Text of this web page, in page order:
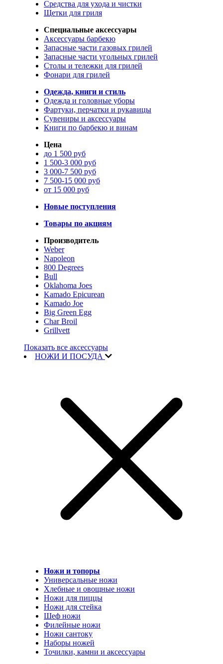
Средства для ухода и чистки
Щетки для гриля
Специальные аксессуары
Аксессуары барбекю
Запасные части газовых грилей
Запасные части угольных грилей
Столы и тележки для грилей
Фонари для грилей
Одежда, книги и стиль
Одежда и головные уборы
Фартуки, перчатки и рукавицы
Сувениры и аксессуары
Книги по барбекю и винам
Цена
до 1 500 руб
1 500-3 000 руб
3 000-7 500 руб
7 500-15 000 руб
от 15 000 руб
Новые поступления
Товары по акциям
Производитель
Weber
Napoleon
800 Degrees
Bull
Oklahoma Joes
Kamado Epicurean
Kamado Joe
Big Green Egg
Char Broil
Grillvett
Показать все аксессуары
НОЖИ И ПОСУДА
Ножи и топоры
Универсальные ножи
Хлебные и овощные ножи
Ножи для пиццы
Ножи для стейка
Шеф ножи
Филейные ножи
Ножи сантоку
Наборы ножей
Точилки, камни и аксессуары